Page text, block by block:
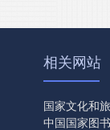
相关网站
国家文化和
中国国家图